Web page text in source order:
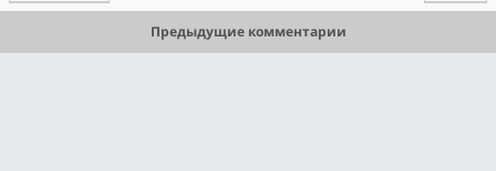
Предыдущие комментарии